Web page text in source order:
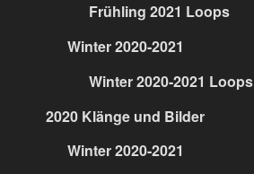
Frühling 2021 Loops
Winter 2020-2021
Winter 2020-2021 Loops
2020 Klänge und Bilder
Winter 2020-2021